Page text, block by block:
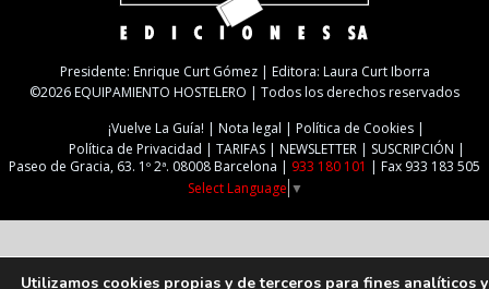
Presidente: Enrique Curt Gómez | Editora: Laura Curt Iborra
©2026 EQUIPAMIENTO HOSTELERO | Todos los derechos reservados
¡Vuelve La Guía!
Nota legal
Política de Cookies
Política de Privacidad
TARIFAS NEWSLETTER
SUSCRIPCIÓN
Paseo de Gracia, 63. 1º 2ª. 08008 Barcelona | 933 180 101 | Fax 933 183 505
Select Language ▼
Utilizamos cookies propias y de terceros para fines analíticos y